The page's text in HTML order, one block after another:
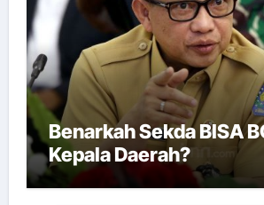
Benarkah Sekda BISA
Kepala Daerah?